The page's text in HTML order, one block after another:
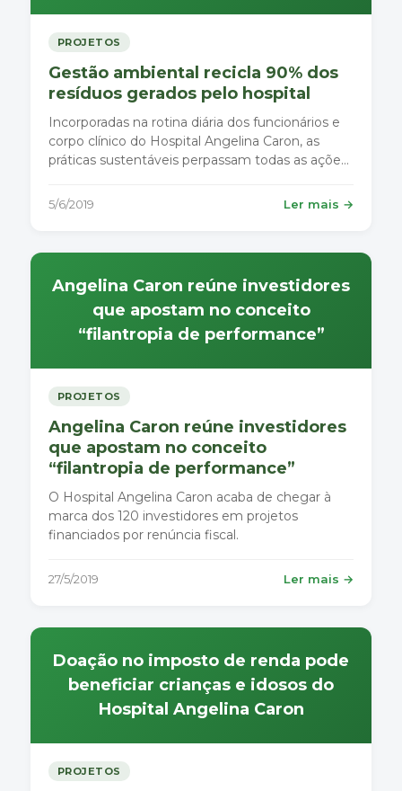
PROJETOS
Gestão ambiental recicla 90% dos
resíduos gerados pelo hospital
Incorporadas na rotina diária dos funcionários e
corpo clínico do Hospital Angelina Caron, as
práticas sustentáveis perpassam todas as ações
refeições até à destinação dos resíduos: 90% do
5/6/2019 Ler mais →
Angelina Caron reúne investidores
que apostam no conceito
“filantropia de performance”
PROJETOS
Angelina Caron reúne investidores
que apostam no conceito
“filantropia de performance”
O Hospital Angelina Caron acaba de chegar à
marca dos 120 investidores em projetos
financiados por renúncia fiscal.
27/5/2019 Ler mais →
Doação no imposto de renda pode
beneficiar crianças e idosos do
Hospital Angelina Caron
PROJETOS